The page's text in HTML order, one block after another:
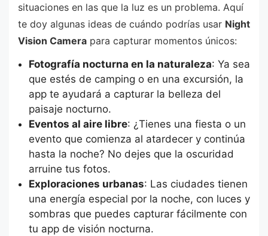
situaciones en las que la luz es un problema. Aquí
te doy algunas ideas de cuándo podrías usar Night
Vision Camera para capturar momentos únicos:
Fotografía nocturna en la naturaleza: Ya sea
que estés de camping o en una excursión, la
app te ayudará a capturar la belleza del
paisaje nocturno.
Eventos al aire libre: ¿Tienes una fiesta o un
evento que comienza al atardecer y continúa
hasta la noche? No dejes que la oscuridad
arruine tus fotos.
Exploraciones urbanas: Las ciudades tienen
una energía especial por la noche, con luces y
sombras que puedes capturar fácilmente con
tu app de visión nocturna.